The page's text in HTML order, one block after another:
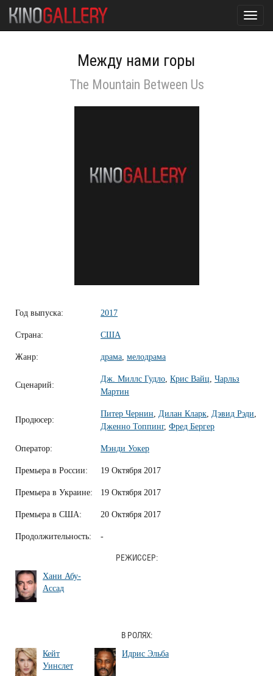
Между нами горы
The Mountain Between Us
Год выпуска: 2017
Страна: США
Жанр: драма мелодрама
Сценарий:
Дж. Миллс Гудло Крис Вайц Чарльз
Мартин
Продюсер:
Питер Чернин Дилан Кларк Дэвид Рэди
Дженно Топпинг, Фред Бергер
Оператор: Мэнди Уокер
Премьера в России: 19 Октября 2017
Премьера в Украине: 19 Октября 2017
Премьера в США: 20 Октября 2017
Продолжительность: -
РЕЖИССЕР:
Хани Абу-
Ассад
В РОЛЯХ:
Кейт
Уинслет
Идрис Эльба